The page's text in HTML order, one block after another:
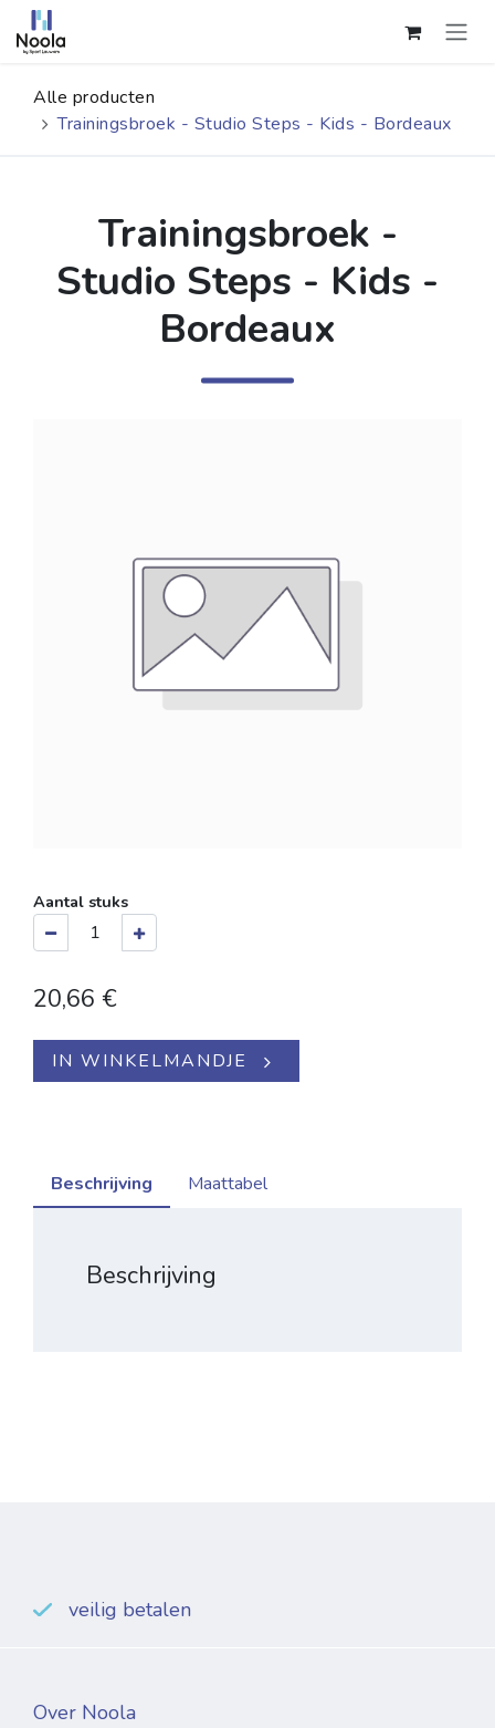
Overslaan naar inhoud
Alle producten
Trainingsbroek - Studio Steps - Kids - Bordeaux
Trainingsbroek -
Studio Steps - Kids -
Bordeaux
Aantal stuks
20,66 €
IN WINKELMANDJE
Beschrijving Maattabel
Beschrijving
veilig betalen
Over Noola